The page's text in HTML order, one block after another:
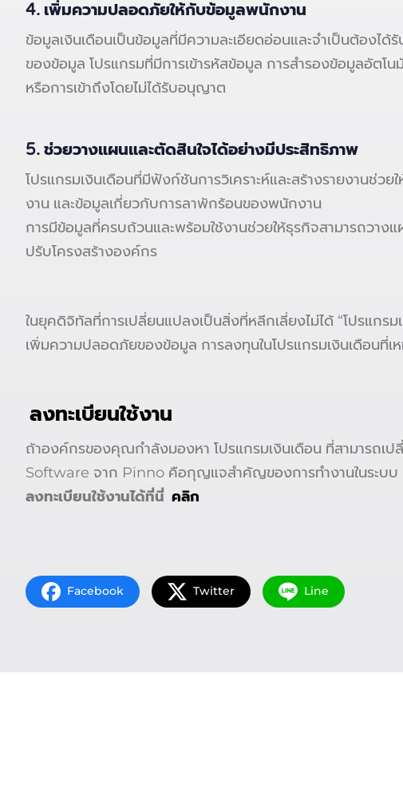
4. เพิ่มความปลอดภัยให้กับข้อมูลพนักงาน
ข้อมูลเงินเดือนเป็นข้อมูลที่มีความละเอียดอ่อนและจำเป็นต้องไ
ของข้อมูล โปรแกรมที่มีการเข้ารหัสข้อมูล การสำรองข้อมูลอัต
หรือการเข้าถึงโดยไม่ได้รับอนุญาต
5. ช่วยวางแผนและตัดสินใจได้อย่างมีประสิทธิภาพ
โปรแกรมเงินเดือนที่มีฟังก์ชันการวิเคราะห์และสร้างรายงานช่ว
งาน และข้อมูลเกี่ยวกับการลาพักร้อนของพนักงาน
การมีข้อมูลที่ครบถ้วนและพร้อมใช้งานช่วยให้ธุรกิจสามารถวาง
ปรับโครงสร้างองค์กร
ในยุคดิจิทัลที่การเปลี่ยนแปลงเป็นสิ่งที่หลีกเลี่ยงไม่ได้ “โปรแก
เพิ่มความปลอดภัยของข้อมูล การลงทุนในโปรแกรมเงินเดือนที่เ
ลงทะเบียนใช้งาน
ถ้าองค์กรของคุณกำลังมองหา โปรแกรมเงินเดือน ที่สามารถเ
Software จาก Pinno คือกุญแจสำคัญของการทำงานในระบบ
ลงทะเบียนใช้งานได้ที่นี่ คลิก
Facebook Twitter Line